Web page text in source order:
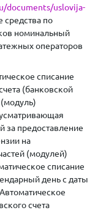
documents/uslovija-
по
номинальный
операторов
списание
(банковской
за предоставление
на
(модулей)
списание
день с даты
счета